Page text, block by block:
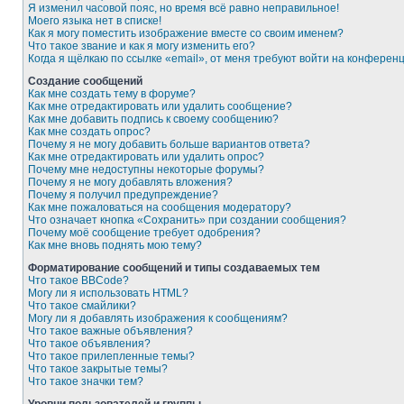
Я изменил часовой пояс, но время всё равно неправильное!
Моего языка нет в списке!
Как я могу поместить изображение вместе со своим именем?
Что такое звание и как я могу изменить его?
Когда я щёлкаю по ссылке «email», от меня требуют войти на
Создание сообщений
Как мне создать тему в форуме?
Как мне отредактировать или удалить сообщение?
Как мне добавить подпись к своему сообщению?
Как мне создать опрос?
Почему я не могу добавить больше вариантов ответа?
Как мне отредактировать или удалить опрос?
Почему мне недоступны некоторые форумы?
Почему я не могу добавлять вложения?
Почему я получил предупреждение?
Как мне пожаловаться на сообщения модератору?
Что означает кнопка «Сохранить» при создании сообщения?
Почему моё сообщение требует одобрения?
Как мне вновь поднять мою тему?
Форматирование сообщений и типы создаваемых тем
Что такое BBCode?
Могу ли я использовать HTML?
Что такое смайлики?
Могу ли я добавлять изображения к сообщениям?
Что такое важные объявления?
Что такое объявления?
Что такое прилепленные темы?
Что такое закрытые темы?
Что такое значки тем?